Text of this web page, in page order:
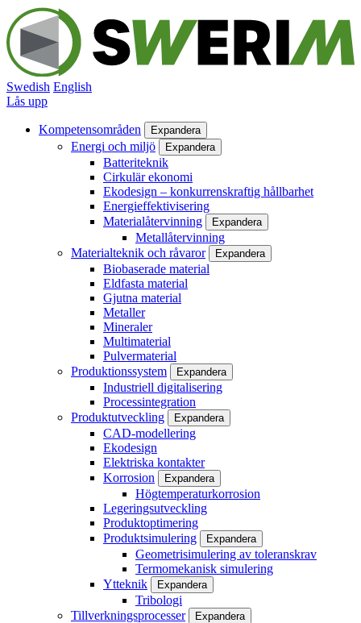
Hoppa
till
huvudinnehåll
Swedish English
Lås upp
Huvudmeny
Kompetensområden Expandera
Energi och miljö Expandera
Batteriteknik
Cirkulär ekonomi
Ekodesign – konkurrenskraftig hållbarhet
Energieffektivisering
Materialåtervinning
Expandera
Metallåtervinning
Materialteknik och råvaror
Expandera
Biobaserade material
Eldfasta material
Gjutna material
Metaller
Mineraler
Multimaterial
Pulvermaterial
Produktionssystem
Expandera
Industriell digitalisering
Processintegration
Produktutveckling
Expandera
CAD-modellering
Ekodesign
Elektriska kontakter
Korrosion
Expandera
Högtemperaturkorrosion
Legeringsutveckling
Produktoptimering
Produktsimulering
Expandera
Geometrisimulering av toleranskrav
Termomekanisk simulering
Ytteknik
Expandera
Tribologi
Tillverkningsprocesser
Expandera